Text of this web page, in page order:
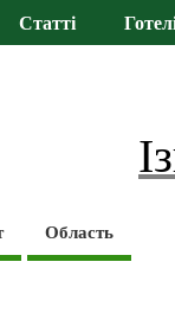
Статті
Область